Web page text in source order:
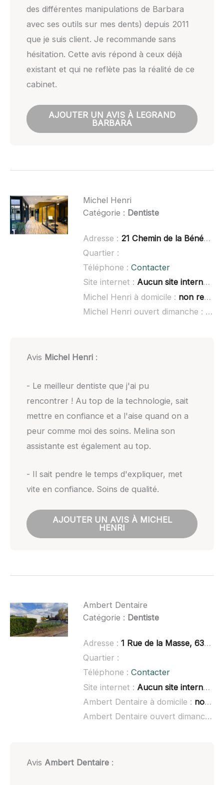
des différentes manipulations de Barbara
avec ses outils sur mes dents) depuis 2011
que je suis client. Je recommande sans
hésitation. Cette avis répond à ceux déjà
existant et qui ne reflète pas la réalité de ce
cabinet.
AJOUTER UN AVIS À LEGRAND
BARBARA
Michel Henri
Catégorie : Dentiste
Adresse : 21 Chemin de la Bénédiction, 42170 Saint-Just-Saint-Rambert
Quartier :
Téléphone : Contacter
Site internet : Aucun site internet connu
Michel Henri à domicile : non renseigné
Michel Henri ouvert dimanche :
non
Avis Michel Henri:
- Le meilleur dentiste que j'ai pu
rencontrer ! Au top de la technologie, sait
mettre en confiance et a l'aise quand on a
peur comme moi des soins. Melina son
assistante est également au top.
- Il sait pendre le temps d'expliquer, met
vite en confiance. Soins de qualité.
AJOUTER UN AVIS À MICHEL
HENRI
Ambert Dentaire
Catégorie : Dentiste
Adresse : 1 Rue de la Masse, 63600 Ambert
Quartier :
Téléphone : Contacter
Site internet : Aucun site internet connu
Ambert Dentaire à domicile : non renseigné
Ambert Dentaire ouvert dimanche :
Avis Ambert Dentaire: